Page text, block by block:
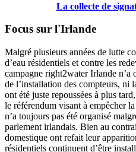
La collecte de
Focus sur l'Irlande
Malgré plusieurs années de lutte
d’eau résidentiels et contre les
campagne right2water Irlande
de l’installation des compteurs, ni
ont été juste repoussées à plus
le référendum visant à empêcher
n’a toujours pas été organisé
parlement irlandais. Bien au
domestique ont refait leur
résidentiels continuent d’être